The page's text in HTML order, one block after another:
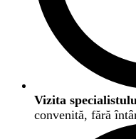
Vizita
convenită, fără